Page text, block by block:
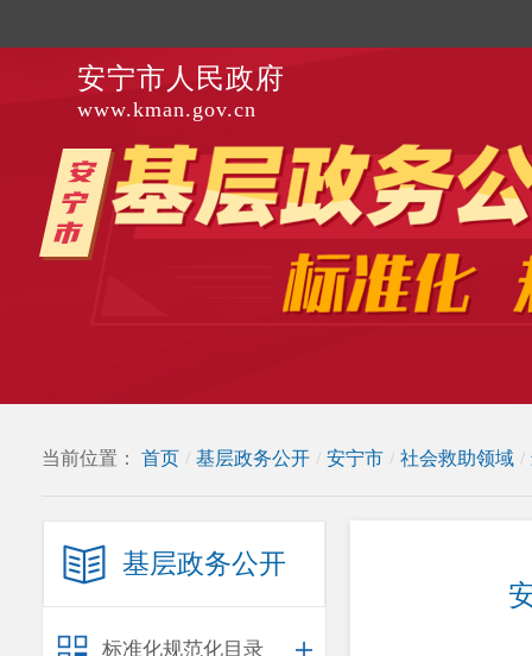
安宁市人民政府
www.kman.gov.cn
当前位置： 首页 / 基层政务公开 / 安宁市 / 社会救助领域 /
基层政务公开
标准化规范化目录